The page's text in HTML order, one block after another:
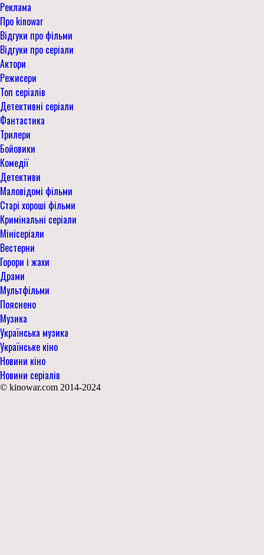
Реклама
Про kinowar
Відгуки про фільми
Відгуки про серіали
Актори
Режисери
Топ серіалів
Детективні серіали
Фантастика
Трилери
Бойовики
Комедії
Детективи
Маловідомі фільми
Старі хороші фільми
Кримінальні серіали
Мінісеріали
Вестерни
Горори і жахи
Драми
Мультфільми
Пояснено
Музика
Українська музика
Українське кіно
Новини кіно
Новини серіалів
© kinowar.com 2014-2024